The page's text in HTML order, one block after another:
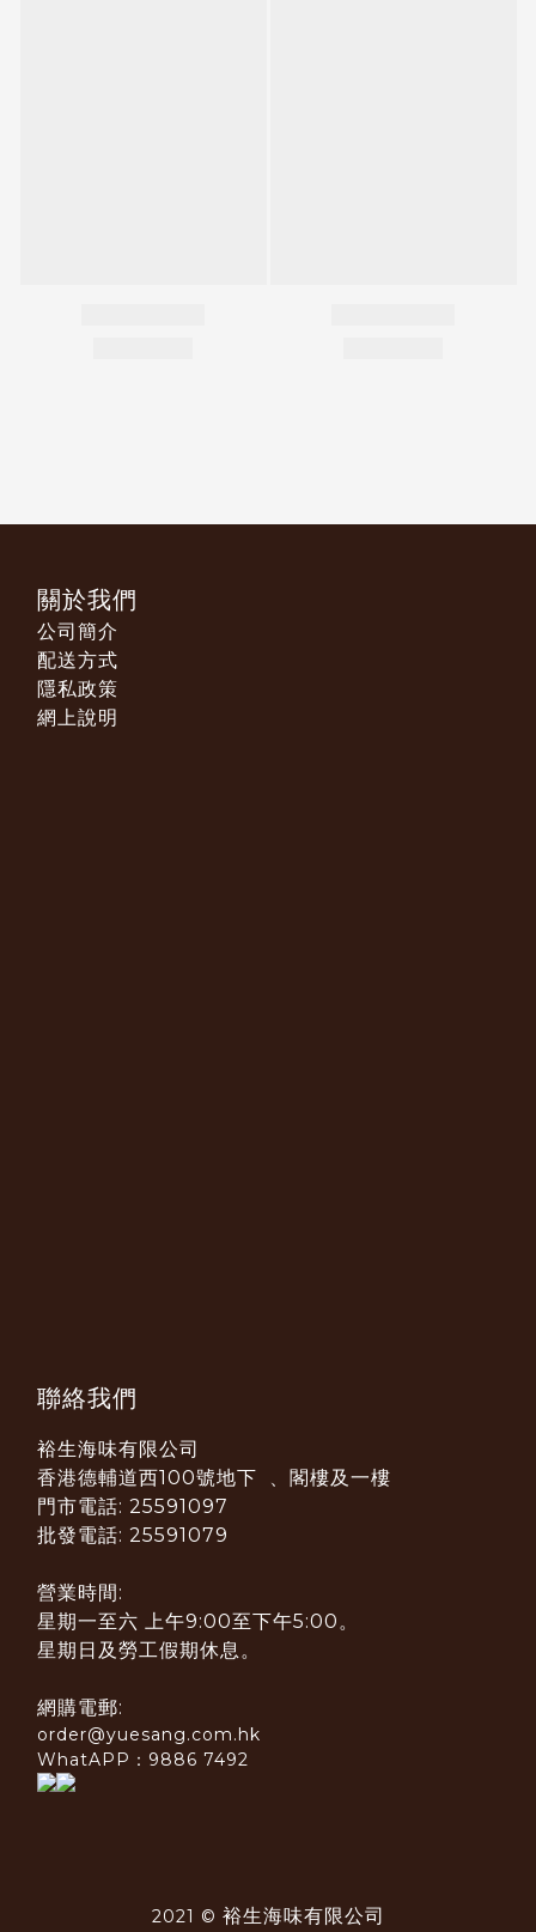
關於我們
公司簡介
配送方式
隱私政策
網上說明
聯絡我們
裕生海味有限公司
香港德輔道西100號地下 、閣樓及一樓
門市電話: 25591097
批發電話: 25591079
營業時間:
星期一至六 上午9:00至下午5:00。
星期日及勞工假期休息。
網購電郵:
order@yuesang.com.hk
WhatAPP：9886 7492
2021 © 裕生海味有限公司